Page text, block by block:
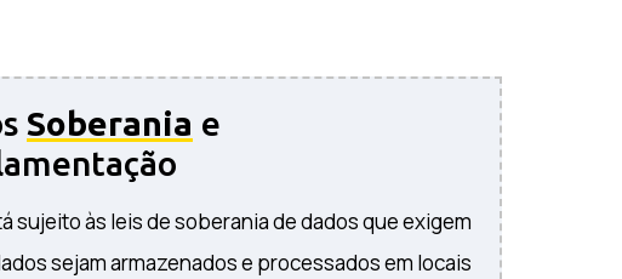
Soberania e
sujeito às leis de soberania de dados que exigem
sejam armazenados e processados ​​em locais